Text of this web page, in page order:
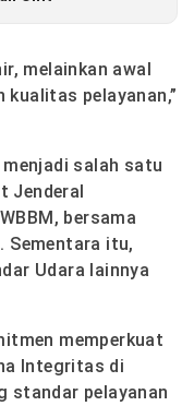
melainkan awal
pelayanan,”
menjadi salah satu
Jenderal
bersama
Sementara itu,
Udara lainnya
memperkuat
Integritas di
standar pelayanan